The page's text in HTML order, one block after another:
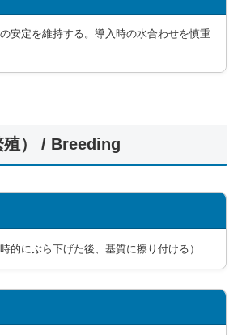
安定を維持する。導入時の水合わせを慎重
殖） / Breeding
的にぶら下げた後、基質に擦り付ける）